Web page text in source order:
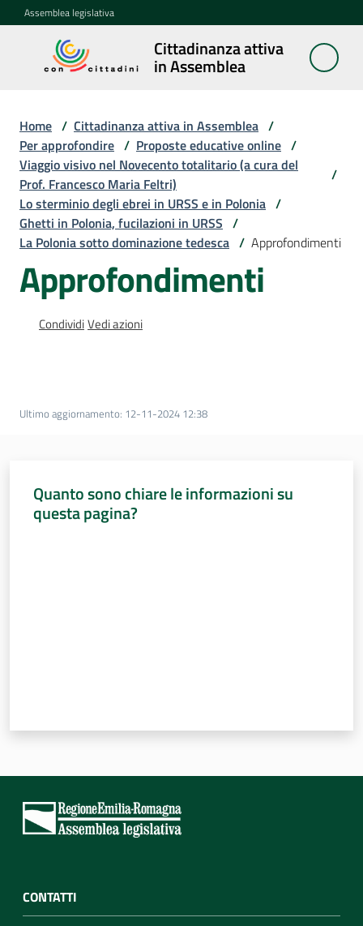
Vai al contenuto
Vai alla navigazione
Vai al footer
Assemblea legislativa
Cittadinanza attiva
in Assemblea
Cittadinanza
attiva in
Concittadini
Porte
aperte
in
Assemblea
itineranti
memoria
Seguici
Attività
Argomenti
Home / Cittadinanza attiva in Assemblea /
Per approfondire / Proposte educative online /
Viaggio visivo nel Novecento totalitario (a cura del
Prof. Francesco Maria Feltri)
/
Lo sterminio degli ebrei in URSS e in Polonia /
Ghetti in Polonia, fucilazioni in URSS /
La Polonia sotto dominazione tedesca / Approfondimenti
Approfondimenti
CondividiVedi azioni
Ultimo aggiornamento: 12-11-2024 12:38
Quanto sono chiare le informazioni su
questa pagina?
CONTATTI